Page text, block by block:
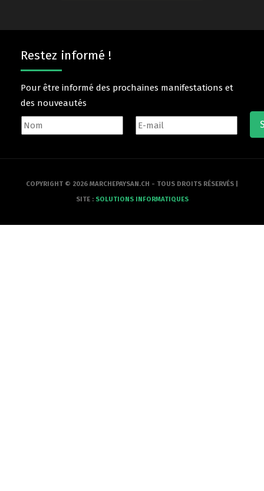
Restez informé !
Pour être informé des prochaines manifestations et
des nouveautés
COPYRIGHT © 2026 MARCHEPAYSAN.CH - TOUS DROITS RÉSERVÉS |
SITE : SOLUTIONS INFORMATIQUES